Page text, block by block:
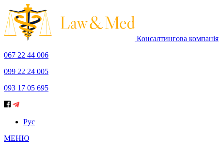
Консалтингова компанія
067 22 44 006
099 22 24 005
093 17 05 695
Рус
МЕНЮ